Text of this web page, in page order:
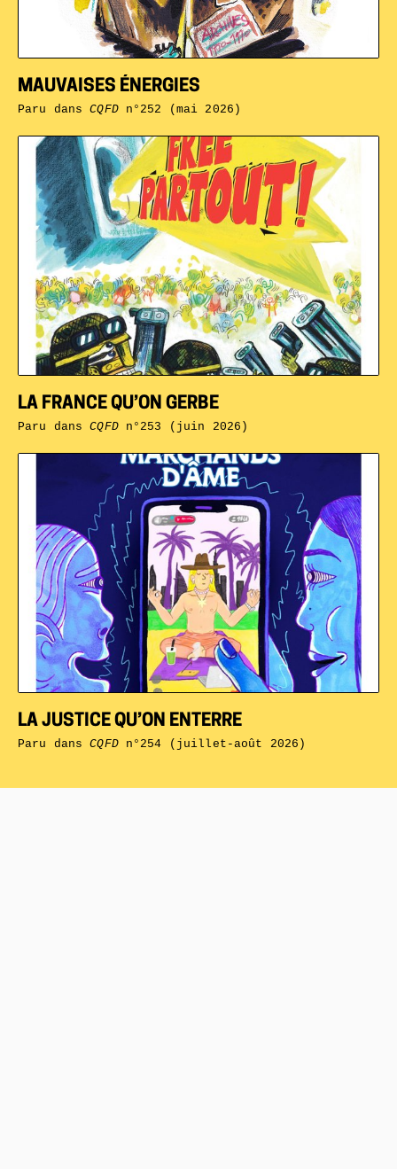
LA JUSTICE QU’ON ENTERRE
Paru dansCQFDn°254 (juillet-août 2026)
LA FRANCE QU’ON GERBE
Paru dansCQFDn°253 (juin 2026)
MAUVAISES ÉNERGIES
Paru dansCQFDn°252 (mai 2026)